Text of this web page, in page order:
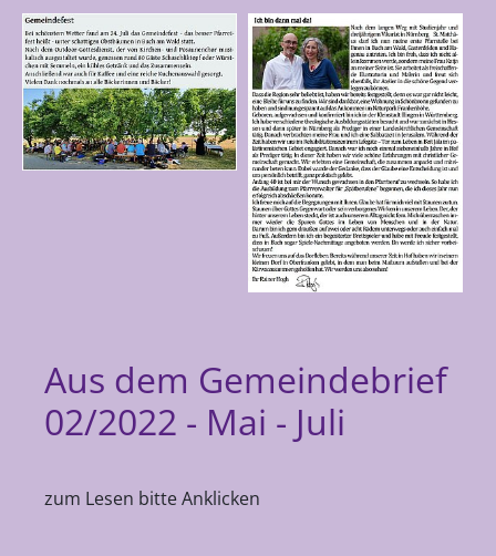
Aus dem Gemeindebrief
02/2022 - Mai - Juli
zum Lesen bitte Anklicken